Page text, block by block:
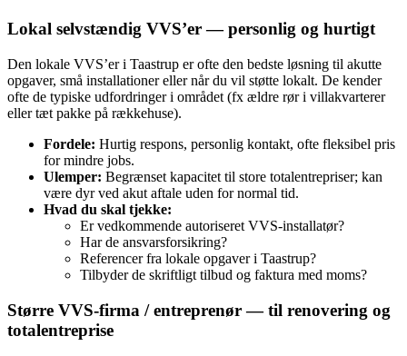
Lokal selvstændig VVS’er — personlig og hurtigt
Den lokale VVS’er i Taastrup er ofte den bedste løsning til akutte
opgaver, små installationer eller når du vil støtte lokalt. De kender
ofte de typiske udfordringer i området (fx ældre rør i villakvarterer
eller tæt pakke på rækkehuse).
Fordele: Hurtig respons, personlig kontakt, ofte fleksibel pris
for mindre jobs.
Ulemper: Begrænset kapacitet til store totalentrepriser; kan
være dyr ved akut aftale uden for normal tid.
Hvad du skal tjekke:
Er vedkommende autoriseret VVS‑installatør?
Har de ansvarsforsikring?
Referencer fra lokale opgaver i Taastrup?
Tilbyder de skriftligt tilbud og faktura med moms?
Større VVS‑firma / entreprenør — til renovering og
totalentreprise